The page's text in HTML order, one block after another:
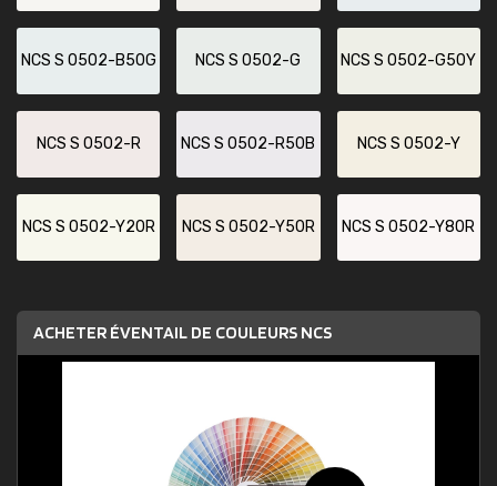
NCS S 0502-B50G NCS S 0502-G NCS S 0502-G50Y
NCS S 0502-R NCS S 0502-R50B NCS S 0502-Y
NCS S 0502-Y20R NCS S 0502-Y50R NCS S 0502-Y80R
ACHETER ÉVENTAIL DE COULEURS NCS